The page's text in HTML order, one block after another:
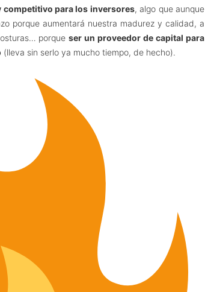
para los inversores, algo que aunque
porque aumentará nuestra madurez y calidad, a
porqueser un proveedor de capital para
(lleva sin serlo ya mucho tiempo, de hecho).